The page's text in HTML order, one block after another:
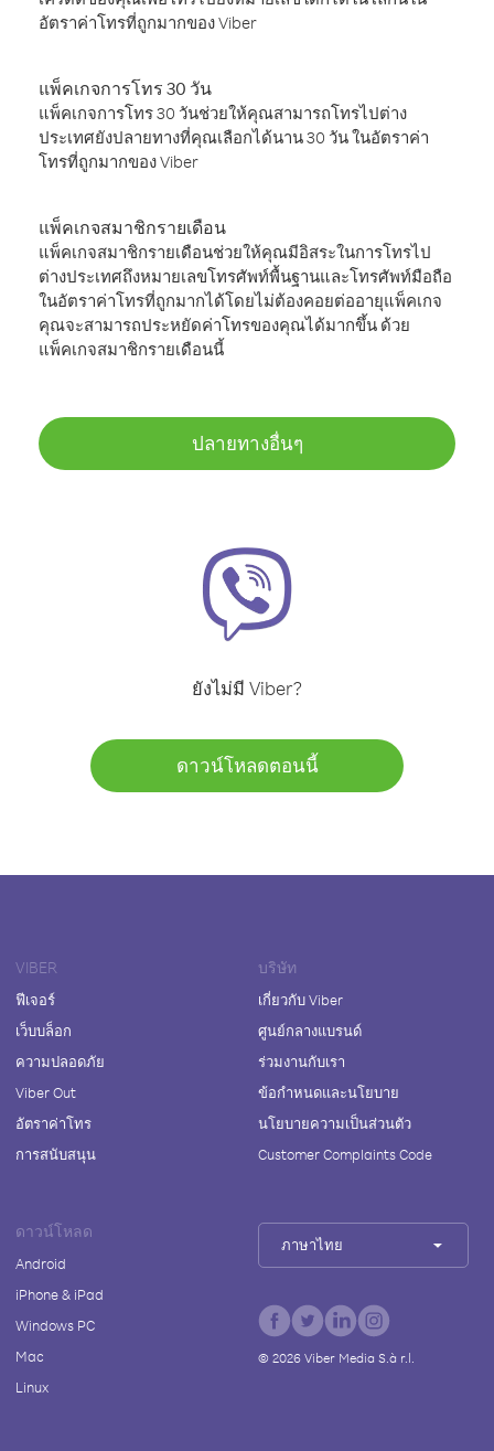
อัตราค่าโทรที่ถูกมากของ Viber
แพ็คเกจการโทร 30 วัน
แพ็คเกจการโทร 30 วันช่วยให้คุณสามารถโทรไปต่าง
ประเทศยังปลายทางที่คุณเลือกได้นาน 30 วัน ในอัตราค่า
โทรที่ถูกมากของ Viber
แพ็คเกจสมาชิกรายเดือน
แพ็คเกจสมาชิกรายเดือนช่วยให้คุณมีอิสระในการโทรไป
ต่างประเทศถึงหมายเลขโทรศัพท์พื้นฐานและโทรศัพท์มือถือ
ในอัตราค่าโทรที่ถูกมากได้โดยไม่ต้องคอยต่ออายุแพ็คเกจ
คุณจะสามารถประหยัดค่าโทรของคุณได้มากขึ้น ด้วย
แพ็คเกจสมาชิกรายเดือนนี้
ปลายทางอื่นๆ
ยังไม่มี Viber?
ดาวน์โหลดตอนนี้
VIBER
ฟีเจอร์
เว็บบล็อก
ความปลอดภัย
Viber Out
อัตราค่าโทร
การสนับสนุน
บริษัท
เกี่ยวกับ Viber
ศูนย์กลางแบรนด์
ร่วมงานกับเรา
ข้อกำหนดและนโยบาย
นโยบายความเป็นส่วนตัว
Customer Complaints Code
ดาวน์โหลด
Android
iPhone & iPad
Windows PC
Mac
Linux
ภาษาไทย
© 2026Viber Media S.à r.l.